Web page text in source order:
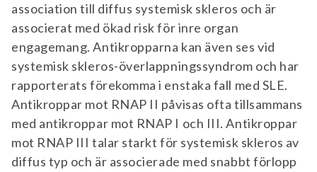
association till diffus systemisk skleros och är
associerat med ökad risk för inre organ
engagemang. Antikropparna kan även ses vid
systemisk skleros-överlappningssyndrom och har
rapporterats förekomma i enstaka fall med SLE.
Antikroppar mot RNAP II påvisas ofta tillsammans
med antikroppar mot RNAP I och III. Antikroppar
mot RNAP III talar starkt för systemisk skleros av
diffus typ och är associerade med snabbt förlopp